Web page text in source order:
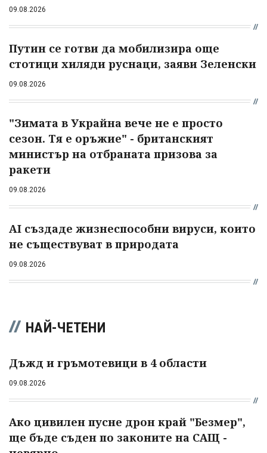
09.08.2026
Путин се готви да мобилизира още
стотици хиляди руснаци, заяви Зеленски
09.08.2026
"Зимата в Украйна вече не е просто
сезон. Тя е оръжие" - британският
министър на отбраната призова за
ракети
09.08.2026
AI създаде жизнеспособни вируси, които
не съществуват в природата
09.08.2026
НАЙ-ЧЕТЕНИ
Дъжд и гръмотевици в 4 области
09.08.2026
Ако цивилен пусне дрон край "Безмер",
ще бъде съден по законите на САЩ -